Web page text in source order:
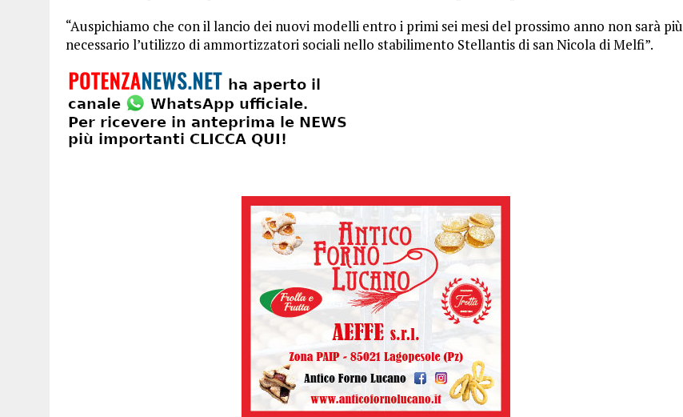
“Auspichiamo che con il lancio dei nuovi modelli entro i primi sei mesi del prossimo anno non sarà più
necessario l’utilizzo di ammortizzatori sociali nello stabilimento Stellantis di san Nicola di Melfi”.